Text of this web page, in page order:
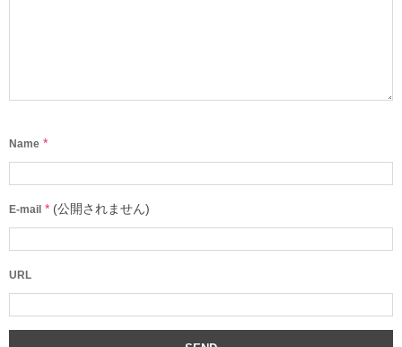
Name *
E-mail * (公開されません)
URL